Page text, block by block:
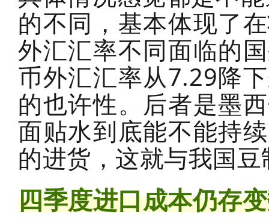
的不同，基本体现了
外汇汇率不同面临的
币外汇汇率从7.29降
的也许性。后者是墨
面贴水到底能不能持
的进货，这就与我国
四季度进口成本仍存